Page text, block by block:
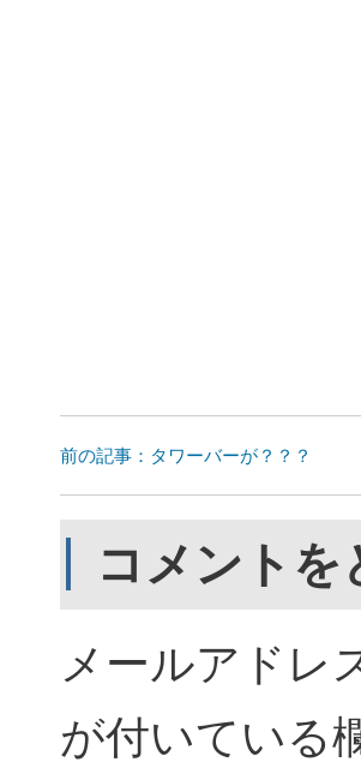
前の記事：タワーバーが？？？
コメントを
メールアドレ
が付いている